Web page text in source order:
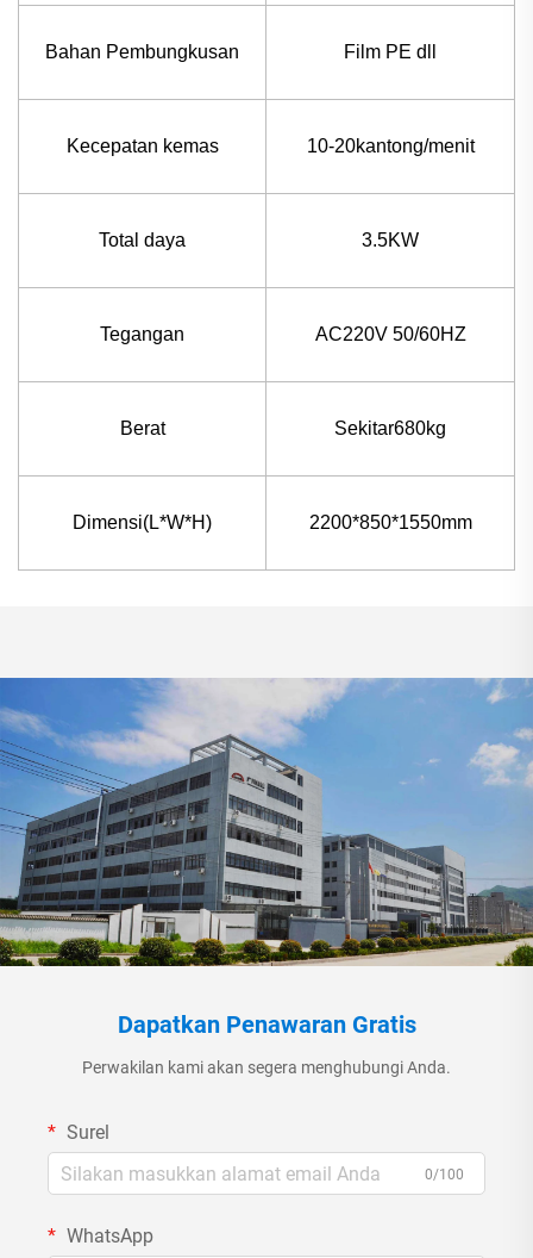
Bahan Pembungkusan Film PE dll
Kecepatan kemas 10-20kantong/menit
Total daya 3.5KW
Tegangan AC220V 50/60HZ
Berat Sekitar680kg
Dimensi(L*W*H) 2200*850*1550mm
Dapatkan Penawaran Gratis
Perwakilan kami akan segera menghubungi Anda.
Surel
0/100
WhatsApp